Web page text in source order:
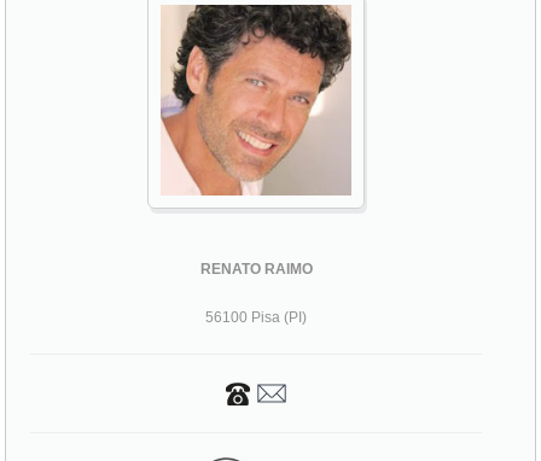
RENATO RAIMO
56100 Pisa (PI)